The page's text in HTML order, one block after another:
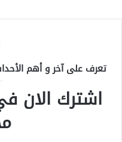
تعرف على آخر و أهم
اشترك الان